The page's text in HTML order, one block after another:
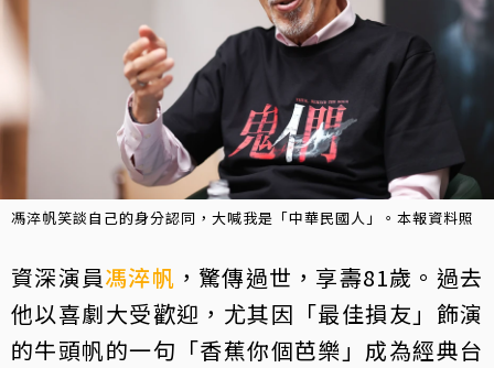
馮淬帆笑談自己的身分認同，大喊我是「中華民國人」。本報資料照
資深演員馮淬帆 ，驚傳過世，享壽81歲。過去
他以喜劇大受歡迎，尤其因「最佳損友」飾演
的牛頭帆的一句「香蕉你個芭樂」成為經典台